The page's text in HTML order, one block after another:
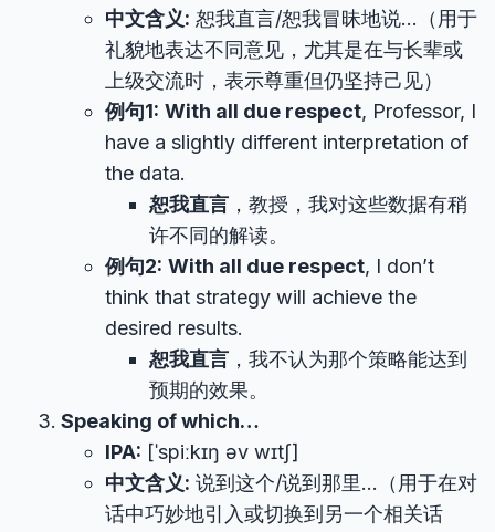
中文含义: 恕我直言/恕我冒昧地说…（用于
礼貌地表达不同意见，尤其是在与长辈或
上级交流时，表示尊重但仍坚持己见）
例句1: With all due respect, Professor, I
have a slightly different interpretation of
the data.
恕我直言 ，教授，我对这些数据有稍
许不同的解读。
例句2: With all due respect, I don’t
think that strategy will achieve the
desired results.
恕我直言 ，我不认为那个策略能达到
预期的效果。
Speaking of which…
IPA: [ˈspiːkɪŋ əv wɪtʃ]
中文含义: 说到这个/说到那里…（用于在对
话中巧妙地引入或切换到另一个相关话